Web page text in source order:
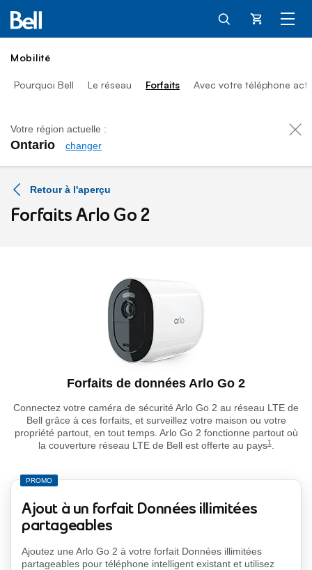
Panier
Mobilité
Pourquoi Bell Le réseau Forfaits Avec votre téléphone
Votre région actuelle :
Ontario changer
Données pour caméra
Retour à l'aperçu
Forfaits Arlo Go 2
Forfaits de données Arlo Go 2
Connectez votre caméra de sécurité Arlo Go 2 au réseau LTE de
Bell grâce à ces forfaits, et surveillez votre maison ou votre
propriété partout, en tout temps. Arlo Go 2 fonctionne partout où
la couverture réseau LTE de Bell est offerte au pays
footnote
1.
PROMO
Ajout à un forfait Données illimitées
partageables
Ajoutez une Arlo Go 2 à votre forfait Données illimitées
partageables pour téléphone intelligent existant et utilisez